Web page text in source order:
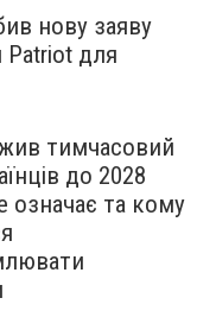
нову заяву
Patriot для
тимчасовий
до 2028
означає та кому